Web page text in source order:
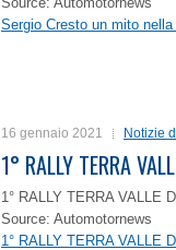
Sergio Cresto un mito nella
16 gennaio 2021 Notizie
1° RALLY TERRA
1° RALLY TERRA VALLE
Source: Automotornews
1° RALLY TERRA VALLE